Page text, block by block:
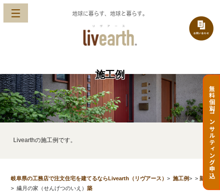
地球に暮らす、地球と暮らす。
無料個別コンサルティング申込
施工例
Livearthの施工例です。
岐阜県の工務店で注文住宅を建てるならLivearth（リヴアース）> 施工例> >新
築
> 繊月の家（せんげつのいえ）